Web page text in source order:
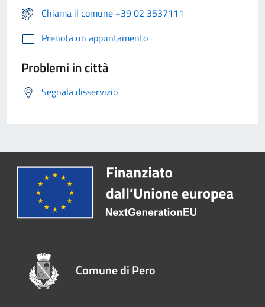
Chiama il comune +39 02 3537111
Prenota un appuntamento
Problemi in città
Segnala disservizio
Comune di Pero